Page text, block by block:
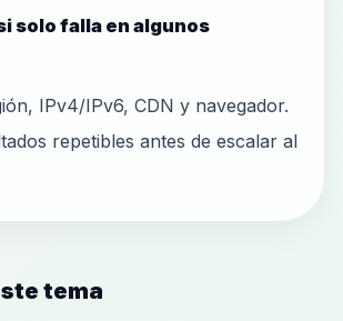
solo falla en algunos
IPv4/IPv6, CDN y navegador.
repetibles antes de escalar al
tema